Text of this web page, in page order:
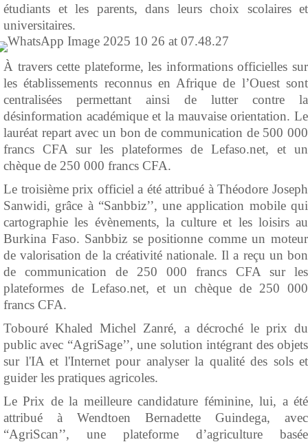
étudiants et les parents, dans leurs choix scolaires et
universitaires.
À travers cette plateforme, les informations officielles sur
les établissements reconnus en Afrique de l’Ouest sont
centralisées permettant ainsi de lutter contre la
désinformation académique et la mauvaise orientation. Le
lauréat repart avec un bon de communication de 500 000
francs CFA sur les plateformes de Lefaso.net, et un
chèque de 250 000 francs CFA.
Le troisième prix officiel a été attribué à Théodore Joseph
Sanwidi, grâce à “Sanbbiz’’, une application mobile qui
cartographie les évènements, la culture et les loisirs au
Burkina Faso. Sanbbiz se positionne comme un moteur
de valorisation de la créativité nationale. Il a reçu un bon
de communication de 250 000 francs CFA sur les
plateformes de Lefaso.net, et un chèque de 250 000
francs CFA.
Tobouré Khaled Michel Zanré, a décroché le prix du
public avec “AgriSage’’, une solution intégrant des objets
sur l'IA et l'Internet pour analyser la qualité des sols et
guider les pratiques agricoles.
Le Prix de la meilleure candidature féminine, lui, a été
attribué à Wendtoen Bernadette Guindega, avec
“AgriScan’’, une plateforme d’agriculture basée